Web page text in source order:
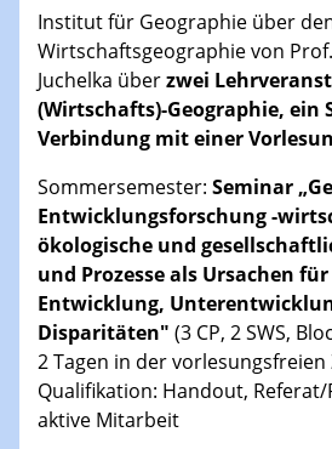
Institut für Geographie über
Wirtschaftsgeographie von
Juchelka überzwei
(Wirtschafts)-Geographie, ein
Verbindung mit einer
Sommersemester: Seminar
Entwicklungsforschung -
ökologische und
und Prozesse als Ursachen
Entwicklung,
Disparitäten" (3 CP, 2 SWS,
2 Tagen in der vorlesungsfreien
Qualifikation: Handout,
aktive Mitarbeit